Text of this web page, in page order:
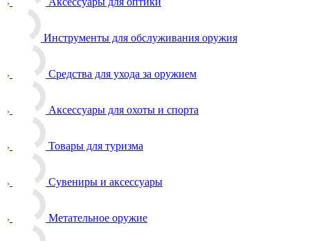
Инструменты для обслуживания оружия
Средства для ухода за оружием
Аксессуары для охоты и спорта
Товары для туризма
Сувениры и аксессуары
Метательное оружие